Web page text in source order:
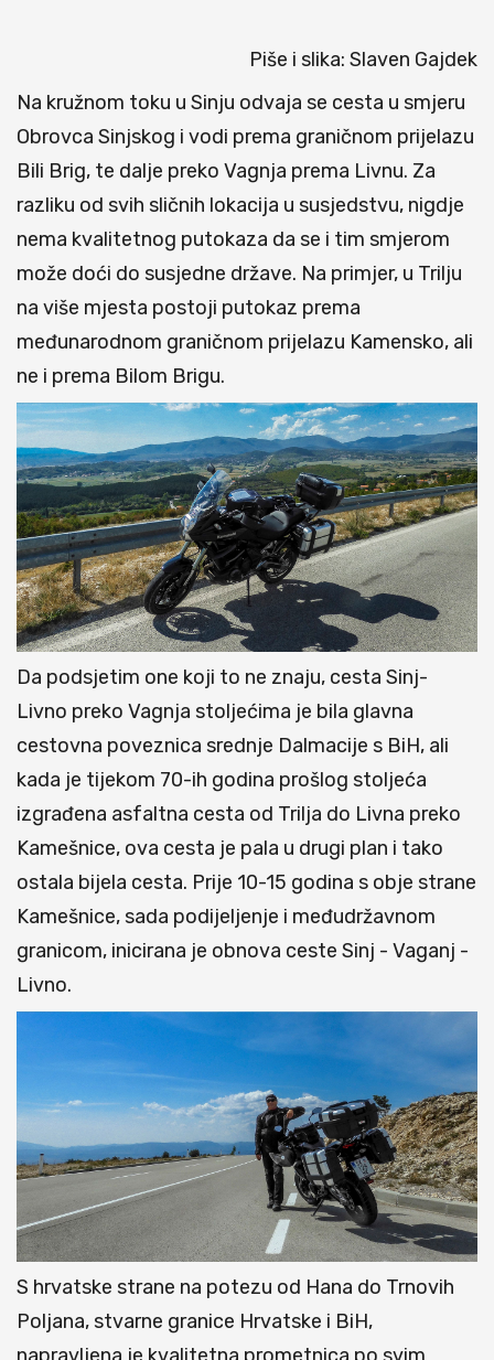
Piše i slika: Slaven Gajdek
Na kružnom toku u Sinju odvaja se cesta u smjeru
Obrovca Sinjskog i vodi prema graničnom prijelazu
Bili Brig, te dalje preko Vagnja prema Livnu. Za
razliku od svih sličnih lokacija u susjedstvu, nigdje
nema kvalitetnog putokaza da se i tim smjerom
može doći do susjedne države. Na primjer, u Trilju
na više mjesta postoji putokaz prema
međunarodnom graničnom prijelazu Kamensko, ali
ne i prema Bilom Brigu.
Da podsjetim one koji to ne znaju, cesta Sinj-
Livno preko Vagnja stoljećima je bila glavna
cestovna poveznica srednje Dalmacije s BiH, ali
kada je tijekom 70-ih godina prošlog stoljeća
izgrađena asfaltna cesta od Trilja do Livna preko
Kamešnice, ova cesta je pala u drugi plan i tako
ostala bijela cesta. Prije 10-15 godina s obje strane
Kamešnice, sada podijeljenje i međudržavnom
granicom, inicirana je obnova ceste Sinj - Vaganj -
Livno.
S hrvatske strane na potezu od Hana do Trnovih
Poljana, stvarne granice Hrvatske i BiH,